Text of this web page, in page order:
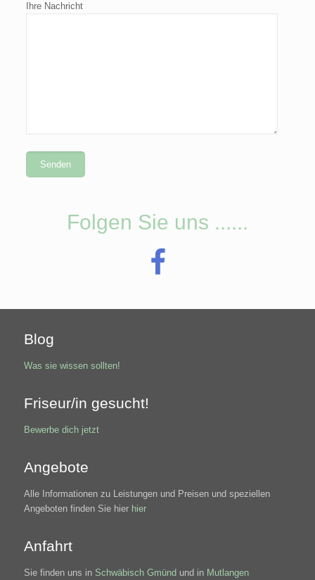
Ihre Nachricht
Folgen Sie uns ......
Blog
Was sie wissen sollten!
Friseur/in gesucht!
Bewerbe dich jetzt
Angebote
Alle Informationen zu Leistungen und Preisen und speziellen
Angeboten finden Sie hier hier
Anfahrt
Sie finden uns in Schwäbisch Gmünd und in Mutlangen